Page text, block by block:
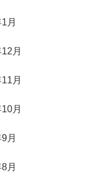
月
月
月
月
月
月